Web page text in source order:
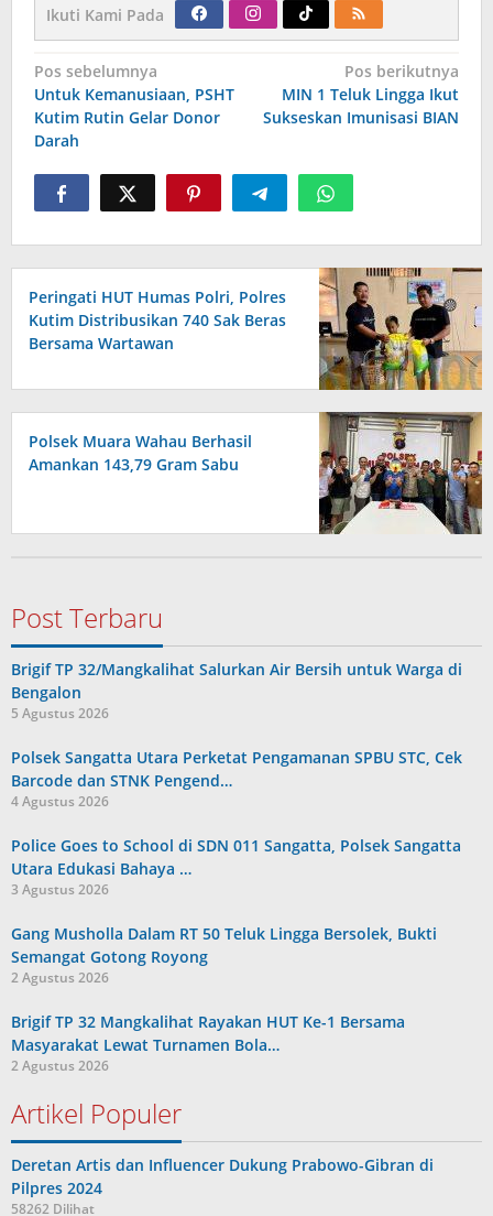
Ikuti Kami Pada
Navigasi
pos
Pos sebelumnya
Untuk Kemanusiaan, PSHT
Kutim Rutin Gelar Donor
Darah
Pos berikutnya
MIN 1 Teluk Lingga Ikut
Sukseskan Imunisasi BIAN
Peringati HUT Humas Polri, Polres
Kutim Distribusikan 740 Sak Beras
Bersama Wartawan
Polsek Muara Wahau Berhasil
Amankan 143,79 Gram Sabu
Post Terbaru
Brigif TP 32/Mangkalihat Salurkan Air Bersih untuk Warga di
Bengalon
5 Agustus 2026
Polsek Sangatta Utara Perketat Pengamanan SPBU STC, Cek
Barcode dan STNK Pengend…
4 Agustus 2026
Police Goes to School di SDN 011 Sangatta, Polsek Sangatta
Utara Edukasi Bahaya …
3 Agustus 2026
Gang Musholla Dalam RT 50 Teluk Lingga Bersolek, Bukti
Semangat Gotong Royong
2 Agustus 2026
Brigif TP 32 Mangkalihat Rayakan HUT Ke-1 Bersama
Masyarakat Lewat Turnamen Bola…
2 Agustus 2026
Artikel Populer
Deretan Artis dan Influencer Dukung Prabowo-Gibran di
Pilpres 2024
58262 Dilihat